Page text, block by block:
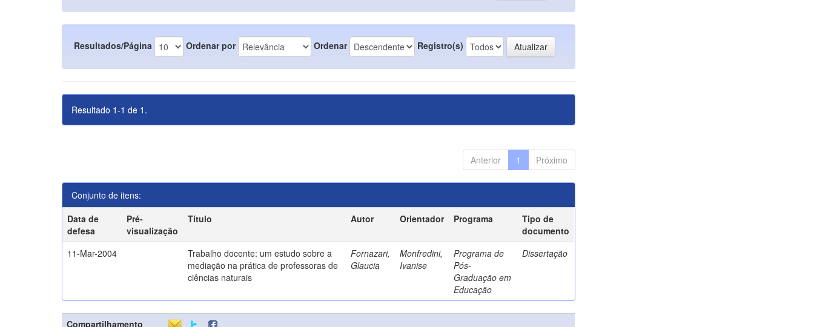
Resultados/Página Ordenar por Ordenar Registro(s)
Resultado 1-1 de 1.
Anterior 1 Próximo
Conjunto de itens:
Data de
defesa
Pré-
visualização
Título Autor Orientador Programa
Tipo de
documento
11-Mar-2004
Trabalho docente: um estudo sobre a
mediação na prática de professoras de
ciências naturais
Fornazari,
Glaucia
Monfredini,
Ivanise
Programa de
Pós-
Graduação em
Educação
Dissertação
Compartilhamento